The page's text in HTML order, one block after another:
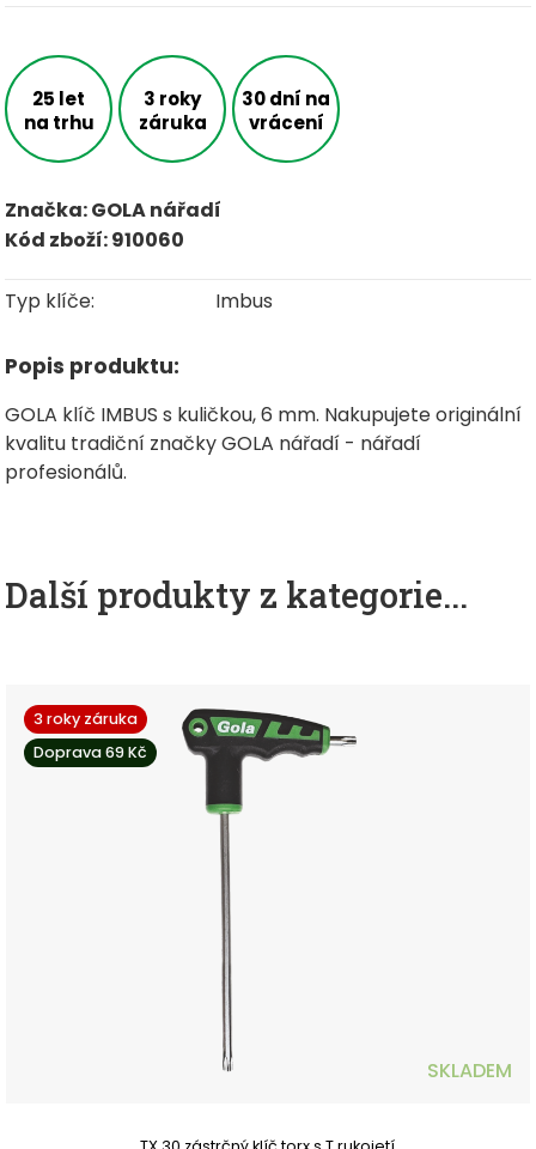
25 let
na trhu
3 roky
záruka
30 dní na
vrácení
Značka: GOLA nářadí
Kód zboží: 910060
Typ klíče: Imbus
Popis produktu:
GOLA klíč IMBUS s kuličkou, 6 mm. Nakupujete originální
kvalitu tradiční značky GOLA nářadí - nářadí
profesionálů.
Další produkty z kategorie...
3 roky záruka
Doprava 69 Kč
SKLADEM